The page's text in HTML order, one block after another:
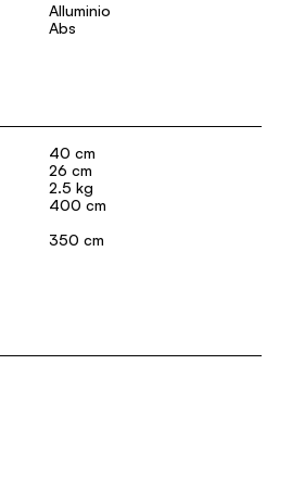
Alluminio
Abs
40 cm
26 cm
2.5 kg
400 cm
350 cm